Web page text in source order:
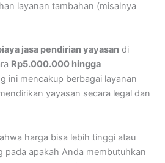
layanan tambahan (misalnya
jasa pendirian yayasan di
Rp5.000.000 hingga
ini mencakup berbagai layanan
yayasan secara legal dan
harga bisa lebih tinggi atau
pada apakah Anda membutuhkan